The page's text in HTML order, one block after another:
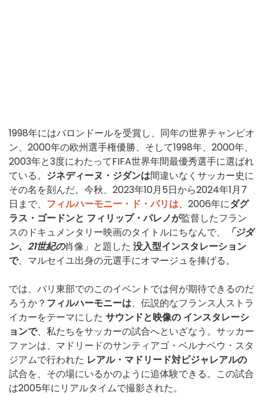
1998年にはバロンドールを受賞し、同年の世界チャンピオ
ン、2000年の欧州選手権優勝、そして1998年、2000年、
2003年と3度にわたってFIFA世界年間最優秀選手に選ばれ
ている。 ジネディーヌ・ジダンは間違いなくサッカー史に
その名を刻んだ。今秋、2023年10月5日から2024年1月7
日まで、 フィルハーモニー・ド・パリは、2006年にダグ
ラス・ゴードンと フィリップ・パレノが監督したフラン
スのドキュメンタリー映画のタイトルにちなんで、
「ジダ
ン、21世紀の肖像」と題した 没入型インスタレーション
で、マルセイユ出身の元選手にオマージュを捧げる。
では、パリ東部でのこのイベントでは何が期待できるのだ
ろうか？ フィルハーモニーは、伝説的なフランス人ストラ
イカーをテーマにした サウンドと映像の インスタレーシ
ョンで、私たちをサッカーの試合へといざなう。サッカー
ファンは、マドリードのサンティアゴ・ベルナベウ・スタ
ジアムで行われた レアル・マドリード対ビジャレアルの
試合を、その場にいるかのように追体験できる。この試合
は2005年にリアルタイムで撮影された。